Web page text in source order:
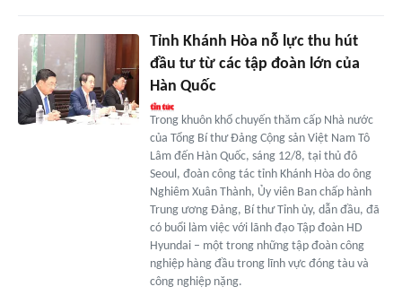
Tỉnh Khánh Hòa nỗ lực thu hút
đầu tư từ các tập đoàn lớn của
Hàn Quốc
Trong khuôn khổ chuyến thăm cấp Nhà nước
của Tổng Bí thư Đảng Cộng sản Việt Nam Tô
Lâm đến Hàn Quốc, sáng 12/8, tại thủ đô
Seoul, đoàn công tác tỉnh Khánh Hòa do ông
Nghiêm Xuân Thành, Ủy viên Ban chấp hành
Trung ương Đảng, Bí thư Tỉnh ủy, dẫn đầu, đã
có buổi làm việc với lãnh đạo Tập đoàn HD
Hyundai – một trong những tập đoàn công
nghiệp hàng đầu trong lĩnh vực đóng tàu và
công nghiệp nặng.